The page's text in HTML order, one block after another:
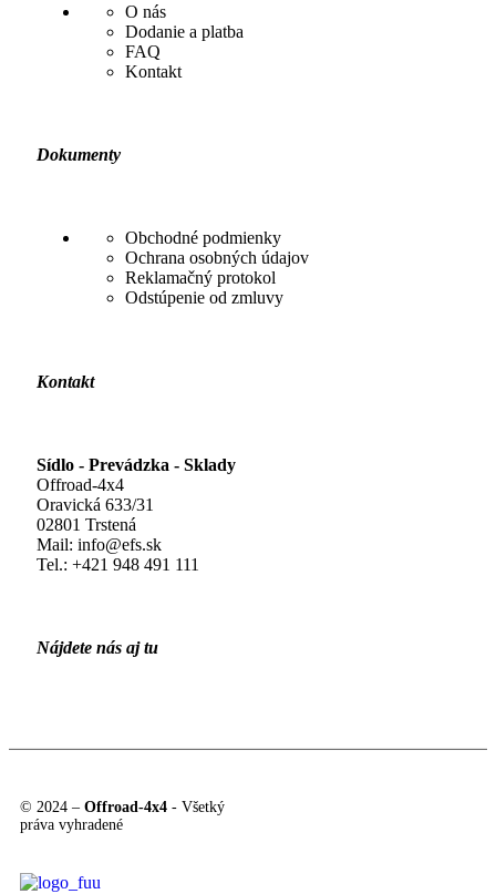
O nás
Dodanie a platba
FAQ
Kontakt
Dokumenty
Obchodné podmienky
Ochrana osobných údajov
Reklamačný protokol
Odstúpenie od zmluvy
Kontakt
Sídlo - Prevádzka - Sklady
Offroad-4x4
Oravická 633/31
02801 Trstená
Mail: info@efs.sk
Tel.: +421 948 491 111
Nájdete nás aj tu
© 2024 – Offroad-4x4 - Všetký
práva vyhradené